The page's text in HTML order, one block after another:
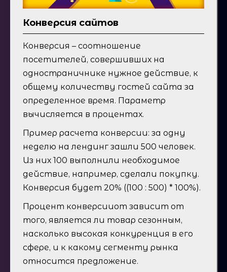
Конверсия сайтов
Конверсия – соотношение
посетителей, совершивших на
одностраничнике нужное действие, к
общему количеству гостей сайта за
определенное время. Параметр
вычисляется в процентах.
Пример расчета конверсии: за одну
неделю на лендинг зашли 500 человек.
Из них 100 выполнили необходимое
действие, например, сделали покупку.
Конверсия будет 20% ((100 : 500) * 100%).
Процент конверсииот зависит от
того, является ли товар сезонным,
насколько высокая конкуренция в его
сфере, и к какому сегменту рынка
относится предложение.